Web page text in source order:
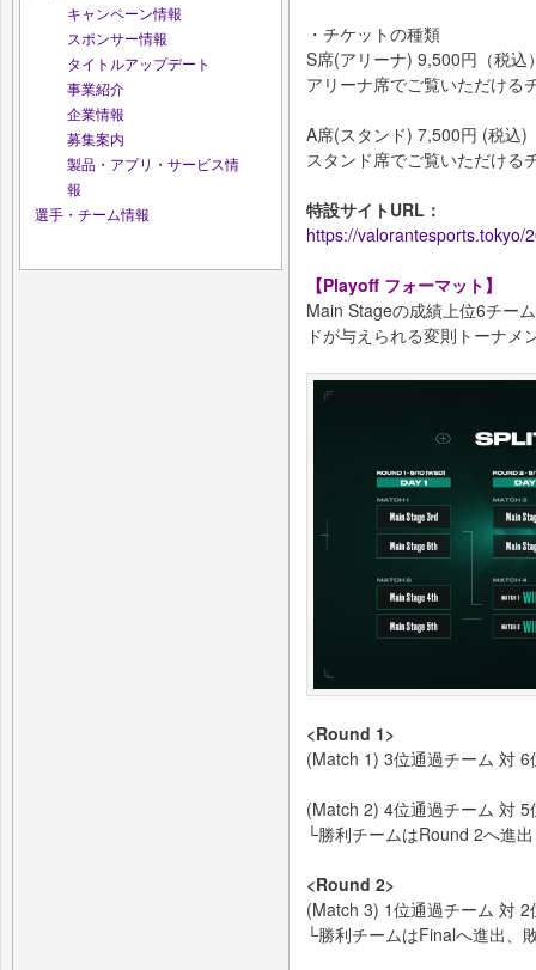
キャンペーン情報
スポンサー情報
タイトルアップデート
事業紹介
企業情報
募集案内
製品・アプリ・サービス情
報
選手・チーム情報
・チケットの種類
S席(アリーナ) 9,500円（税込
アリーナ席でご覧いただける
A席(スタンド) 7,500円 (税込)
スタンド席でご覧いただける
特設サイトURL：
https://valorantesports.tokyo/
【Playoff フォーマット】
Main Stageの成績上位6チー
ドが与えられる変則トーナメ
<Round 1>
(Match 1) 3位通過チーム 対 6
(Match 2) 4位通過チーム 対 5
└勝利チームはRound 2へ進
<Round 2>
(Match 3) 1位通過チーム 対 2
└勝利チームはFinalへ進出、